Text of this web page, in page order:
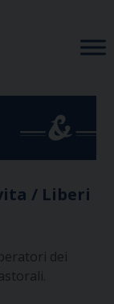
/ Liberi
dei